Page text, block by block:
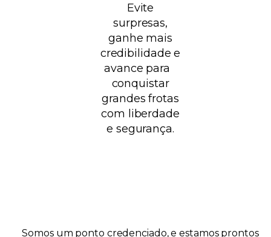
Evite
surpresas,
ganhe mais
credibilidade e
avance para
conquistar
grandes frotas
com liberdade
e segurança.
Somos um ponto credenciado, e estamos prontos